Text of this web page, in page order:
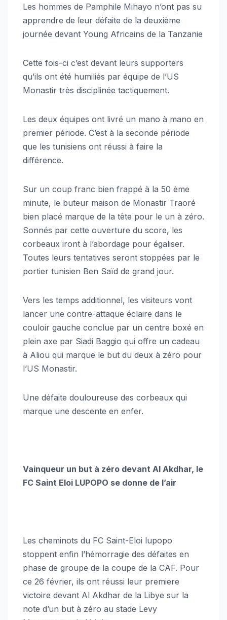
Les hommes de Pamphile Mihayo n’ont pas su
apprendre de leur défaite de la deuxième
journée devant Young Africains de la Tanzanie
Cette fois-ci c’est devant leurs supporters
qu’ils ont été humiliés par équipe de l’US
Monastir très disciplinée tactiquement.
Les deux équipes ont livré un mano à mano en
premier période. C’est à la seconde période
que les tunisiens ont réussi à faire la
différence.
Sur un coup franc bien frappé à la 50 ème
minute, le buteur maison de Monastir Traoré
bien placé marque de la tête pour le un à zéro.
Sonnés par cette ouverture du score, les
corbeaux iront à l’abordage pour égaliser.
Toutes leurs tentatives seront stoppées par le
portier tunisien Ben Saïd de grand jour.
Vers les temps additionnel, les visiteurs vont
lancer une contre-attaque éclaire dans le
couloir gauche conclue par un centre boxé en
plein axe par Siadi Baggio qui offre un cadeau
à Aliou qui marque le but du deux à zéro pour
l’US Monastir.
Une défaite douloureuse des corbeaux qui
marque une descente en enfer.
Vainqueur un but à zéro devant Al Akdhar, le
FC Saint Eloi LUPOPO se donne de l’air
Les cheminots du FC Saint-Eloi lupopo
stoppent enfin l’hémorragie des défaites en
phase de groupe de la coupe de la CAF. Pour
ce 26 février, ils ont réussi leur premiere
victoire devant Al Akdhar de la Libye sur la
note d’un but à zéro au stade Levy